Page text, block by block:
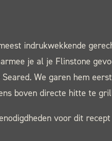
indrukwekkende
je al je Flinstone
We garen hem
boven directe hitte te
voor dit